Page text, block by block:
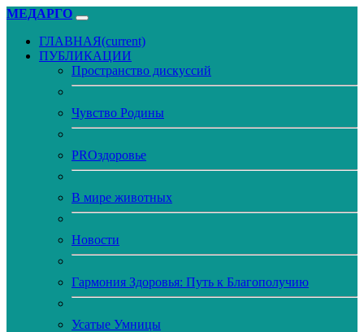
МЕДАРГО
ГЛАВНАЯ(current)
ПУБЛИКАЦИИ
Пространство дискуссий
Чувство Родины
PROздоровье
В мире животных
Новости
Гармония Здоровья: Путь к Благополучию
Усатые Умницы